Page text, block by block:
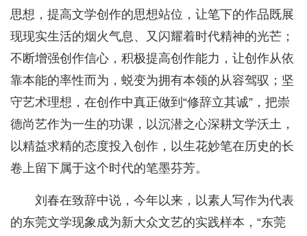
思想，提高文学创作的思想站位，让笔下的作品既展
现现实生活的烟火气息、又闪耀着时代精神的光芒；
不断增强创作信心，积极提高创作能力，让创作从依
靠本能的率性而为，蜕变为拥有本领的从容驾驭；坚
守艺术理想，在创作中真正做到“修辞立其诚”，把崇
德尚艺作为一生的功课，以沉潜之心深耕文学沃土，
以精益求精的态度投入创作，以生花妙笔在历史的长
卷上留下属于这个时代的笔墨芬芳。
刘春在致辞中说，今年以来，以素人写作为代表
的东莞文学现象成为新大众文艺的实践样本，“东莞